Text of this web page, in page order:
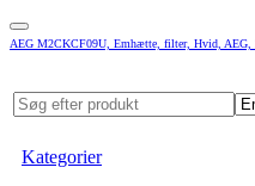
AEG M2CKCF09U, Emhætte, filter, Hvid, AEG,
Kategorier